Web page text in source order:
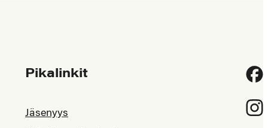
Pikalinkit
Jäsenyys